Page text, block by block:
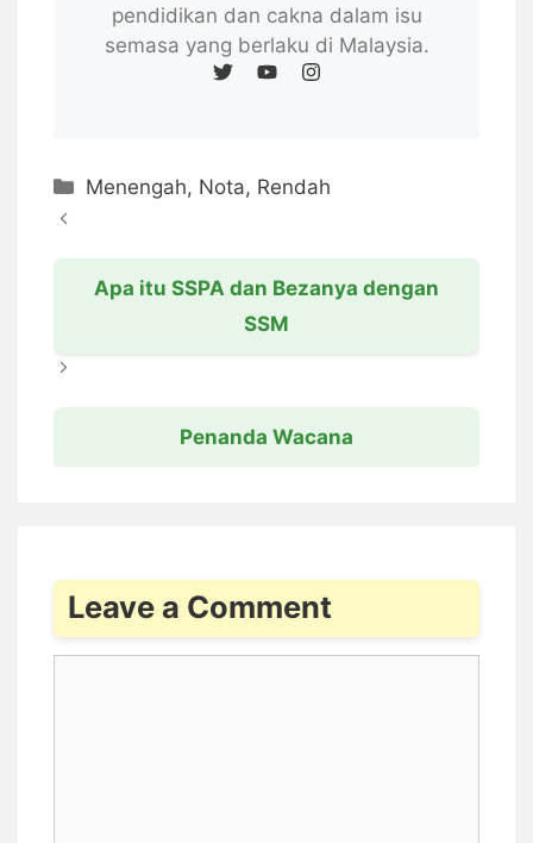
pendidikan dan cakna dalam isu
semasa yang berlaku di Malaysia.
Categories
Menengah, Nota, Rendah
Apa itu SSPA dan Bezanya dengan
SSM
Penanda Wacana
Leave a Comment